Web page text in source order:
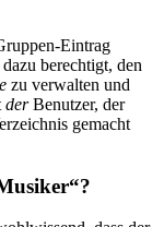
Eintrag
berechtigt, den
zu verwalten und
derBenutzer, der
gemacht